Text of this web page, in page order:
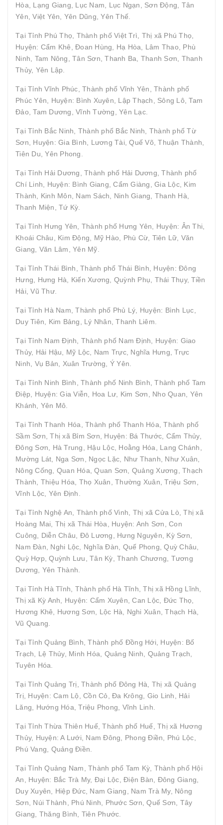
Hòa, Lạng Giang, Lục Nam, Lục Ngạn, Sơn Động, Tân
Yên, Việt Yên, Yên Dũng, Yên Thế.
Tại Tỉnh Phú Thọ, Thành phố Việt Trì, Thị xã Phú Thọ,
Huyện: Cẩm Khê, Đoan Hùng, Hạ Hòa, Lâm Thao, Phù
Ninh, Tam Nông, Tân Sơn, Thanh Ba, Thanh Sơn, Thanh
Thủy, Yên Lập.
Tại Tỉnh Vĩnh Phúc, Thành phố Vĩnh Yên, Thành phố
Phúc Yên, Huyện: Bình Xuyên, Lập Thạch, Sông Lô, Tam
Đảo, Tam Dương, Vĩnh Tường, Yên Lạc.
Tại Tỉnh Bắc Ninh, Thành phố Bắc Ninh, Thành phố Từ
Sơn, Huyện: Gia Bình, Lương Tài, Quế Võ, Thuận Thành,
Tiên Du, Yên Phong.
Tại Tỉnh Hải Dương, Thành phố Hải Dương, Thành phố
Chí Linh, Huyện: Bình Giang, Cẩm Giàng, Gia Lộc, Kim
Thành, Kinh Môn, Nam Sách, Ninh Giang, Thanh Hà,
Thanh Miện, Tứ Kỳ.
Tại Tỉnh Hưng Yên, Thành phố Hưng Yên, Huyện: Ân Thi,
Khoái Châu, Kim Động, Mỹ Hào, Phù Cừ, Tiên Lữ, Văn
Giang, Văn Lâm, Yên Mỹ.
Tại Tỉnh Thái Bình, Thành phố Thái Bình, Huyện: Đông
Hưng, Hưng Hà, Kiến Xương, Quỳnh Phụ, Thái Thụy, Tiền
Hải, Vũ Thư.
Tại Tỉnh Hà Nam, Thành phố Phủ Lý, Huyện: Bình Lục,
Duy Tiên, Kim Bảng, Lý Nhân, Thanh Liêm.
Tại Tỉnh Nam Định, Thành phố Nam Định, Huyện: Giao
Thủy, Hải Hậu, Mỹ Lộc, Nam Trực, Nghĩa Hưng, Trực
Ninh, Vụ Bản, Xuân Trường, Ý Yên.
Tại Tỉnh Ninh Bình, Thành phố Ninh Bình, Thành phố Tam
Điệp, Huyện: Gia Viễn, Hoa Lư, Kim Sơn, Nho Quan, Yên
Khánh, Yên Mô.
Tại Tỉnh Thanh Hóa, Thành phố Thanh Hóa, Thành phố
Sầm Sơn, Thị xã Bỉm Sơn, Huyện: Bá Thước, Cẩm Thủy,
Đông Sơn, Hà Trung, Hậu Lộc, Hoằng Hóa, Lang Chánh,
Mường Lát, Nga Sơn, Ngọc Lặc, Như Thanh, Như Xuân,
Nông Cống, Quan Hóa, Quan Sơn, Quảng Xương, Thạch
Thành, Thiệu Hóa, Thọ Xuân, Thường Xuân, Triệu Sơn,
Vĩnh Lộc, Yên Định.
Tại Tỉnh Nghệ An, Thành phố Vinh, Thị xã Cửa Lò, Thị xã
Hoàng Mai, Thị xã Thái Hòa, Huyện: Anh Sơn, Con
Cuông, Diễn Châu, Đô Lương, Hưng Nguyên, Kỳ Sơn,
Nam Đàn, Nghi Lộc, Nghĩa Đàn, Quế Phong, Quỳ Châu,
Quỳ Hợp, Quỳnh Lưu, Tân Kỳ, Thanh Chương, Tương
Dương, Yên Thành.
Tại Tỉnh Hà Tĩnh, Thành phố Hà Tĩnh, Thị xã Hồng Lĩnh,
Thị xã Kỳ Anh, Huyện: Cẩm Xuyên, Can Lộc, Đức Thọ,
Hương Khê, Hương Sơn, Lộc Hà, Nghi Xuân, Thạch Hà,
Vũ Quang.
Tại Tỉnh Quảng Bình, Thành phố Đồng Hới, Huyện: Bố
Trạch, Lệ Thủy, Minh Hóa, Quảng Ninh, Quảng Trạch,
Tuyên Hóa.
Tại Tỉnh Quảng Trị, Thành phố Đông Hà, Thị xã Quảng
Trị, Huyện: Cam Lộ, Cồn Cỏ, Đa Krông, Gio Linh, Hải
Lăng, Hướng Hóa, Triệu Phong, Vĩnh Linh.
Tại Tỉnh Thừa Thiên Huế, Thành phố Huế, Thị xã Hương
Thủy, Huyện: A Lưới, Nam Đông, Phong Điền, Phú Lộc,
Phú Vang, Quảng Điền.
Tại Tỉnh Quảng Nam, Thành phố Tam Kỳ, Thành phố Hội
An, Huyện: Bắc Trà My, Đại Lộc, Điện Bàn, Đông Giang,
Duy Xuyên, Hiệp Đức, Nam Giang, Nam Trà My, Nông
Sơn, Núi Thành, Phú Ninh, Phước Sơn, Quế Sơn, Tây
Giang, Thăng Bình, Tiên Phước.